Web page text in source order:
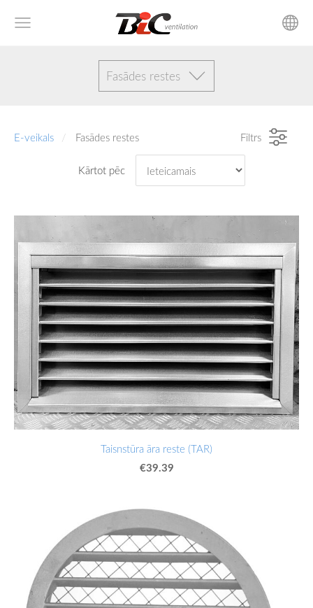
Fasādes restes
E-veikals Fasādes restes Filtrs
Kārtot pēc
Taisnstūra āra reste (TAR)
€39.39